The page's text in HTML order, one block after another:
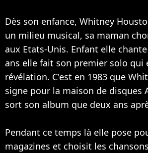
Dès son enfance, Whitney
un milieu musical, sa maman
aux Etats-Unis. Enfant elle
ans elle fait son premier solo qui
révélation. C'est en 1983 que
signe pour la maison de disques
sort son album que deux ans
Pendant ce temps là elle pose
magazines et choisit les